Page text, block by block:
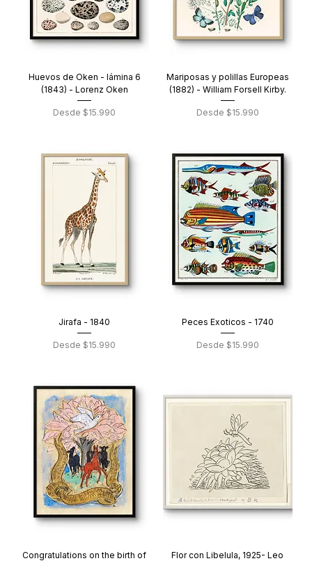
Huevos de Oken - lámina 6
(1843) - Lorenz Oken
Desde $15.990
Precio de oferta
Mariposas y polillas Europeas
(1882) - William Forsell Kirby.
Desde $15.990
Precio de oferta
Jirafa - 1840
Desde $15.990
Precio de oferta
Peces Exoticos - 1740
Desde $15.990
Precio de oferta
Congratulations on the birth of
Flor con Libelula, 1925- Leo